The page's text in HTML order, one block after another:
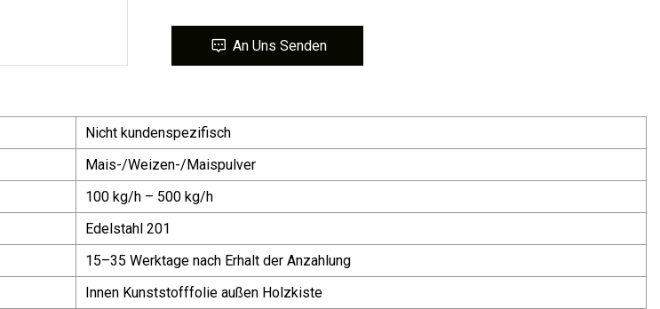
An Uns Senden
Nicht kundenspezifisch
Mais-/Weizen-/Maispulver
100 kg/h – 500 kg/h
Edelstahl 201
15–35 Werktage nach Erhalt der Anzahlung
Innen Kunststofffolie außen Holzkiste